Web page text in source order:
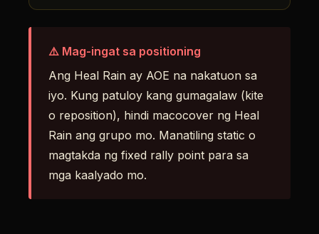
⚠️ Mag-ingat sa positioning
Ang Heal Rain ay AOE na nakatuon sa
iyo. Kung patuloy kang gumagalaw (kite
o reposition), hindi macocover ng Heal
Rain ang grupo mo. Manatiling static o
magtakda ng fixed rally point para sa
mga kaalyado mo.